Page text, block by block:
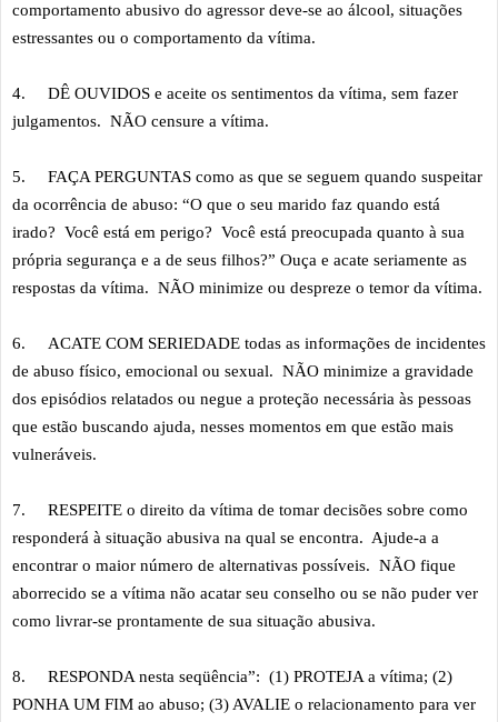
comportamento abusivo do agressor deve-se ao álcool, situações
estressantes ou o comportamento da vítima.
4.
DÊ OUVIDOS e aceite os sentimentos da vítima, sem fazer
julgamentos. NÃO censure a vítima.
5.
FAÇA PERGUNTAS como as que se seguem quando suspeitar
da ocorrência de abuso: “O que o seu marido faz quando está
irado? Você está em perigo? Você está preocupada quanto à sua
própria segurança e a de seus filhos?” Ouça e acate seriamente as
respostas da vítima. NÃO minimize ou despreze o temor da vítima.
6.
ACATE COM SERIEDADE todas as informações de incidentes
de abuso físico, emocional ou sexual. NÃO minimize a gravidade
dos episódios relatados ou negue a proteção necessária às pessoas
que estão buscando ajuda, nesses momentos em que estão mais
vulneráveis.
7.
RESPEITE o direito da vítima de tomar decisões sobre como
responderá à situação abusiva na qual se encontra. Ajude-a a
encontrar o maior número de alternativas possíveis. NÃO fique
aborrecido se a vítima não acatar seu conselho ou se não puder ver
como livrar-se prontamente de sua situação abusiva.
8.
RESPONDA nesta seqüência”: (1) PROTEJA a vítima; (2)
PONHA UM FIM ao abuso; (3) AVALIE o relacionamento para ver